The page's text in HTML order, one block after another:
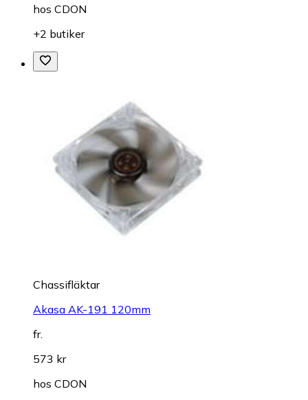
hos CDON
+2 butiker
Chassifläktar
Akasa AK-191 120mm
fr.
573 kr
hos CDON